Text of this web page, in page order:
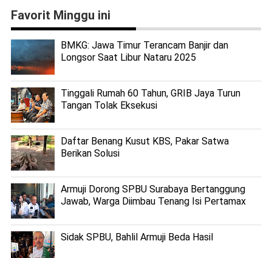
Favorit Minggu ini
BMKG: Jawa Timur Terancam Banjir dan
Longsor Saat Libur Nataru 2025
Tinggali Rumah 60 Tahun, GRIB Jaya Turun
Tangan Tolak Eksekusi
Daftar Benang Kusut KBS, Pakar Satwa
Berikan Solusi
Armuji Dorong SPBU Surabaya Bertanggung
Jawab, Warga Diimbau Tenang Isi Pertamax
Sidak SPBU, Bahlil Armuji Beda Hasil